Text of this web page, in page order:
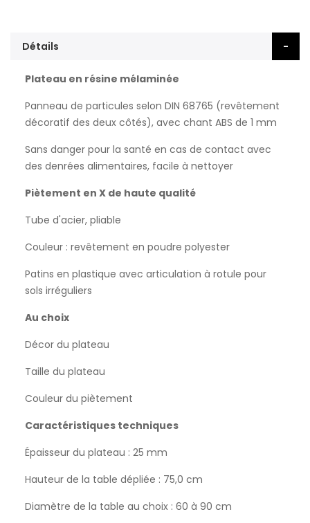
Détails
Plateau en résine mélaminée
Panneau de particules selon DIN 68765 (revêtement
décoratif des deux côtés), avec chant ABS de 1 mm
Sans danger pour la santé en cas de contact avec
des denrées alimentaires, facile à nettoyer
Piètement en X de haute qualité
Tube d'acier, pliable
Couleur : revêtement en poudre polyester
Patins en plastique avec articulation à rotule pour
sols irréguliers
Au choix
Décor du plateau
Taille du plateau
Couleur du piètement
Caractéristiques techniques
Épaisseur du plateau : 25 mm
Hauteur de la table dépliée : 75,0 cm
Diamètre de la table au choix : 60 à 90 cm